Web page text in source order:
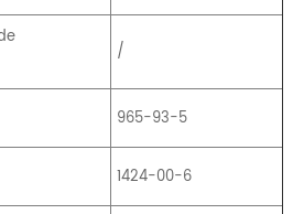
/
965-93-5
1424-00-6